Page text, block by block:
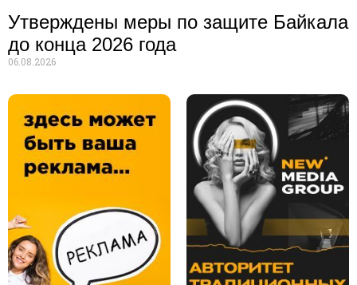
Утверждены меры по защите Байкала
до конца 2026 года
06.08.2026